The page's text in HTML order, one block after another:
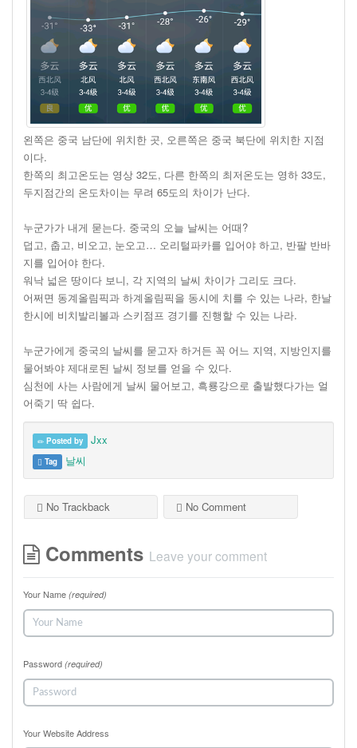
왼쪽은 중국 남단에 위치한 곳, 오른쪽은 중국 북단에 위치한 지점
이다.
한쪽의 최고온도는 영상 32도, 다른 한쪽의 최저온도는 영하 33도,
두지점간의 온도차이는 무려 65도의 차이가 난다.
누군가가 내게 묻는다. 중국의 오늘 날씨는 어때?
덥고, 춥고, 비오고, 눈오고… 오리털파카를 입어야 하고, 반팔 반바
지를 입어야 한다.
워낙 넓은 땅이다 보니, 각 지역의 날씨 차이가 그리도 크다.
어쩌면 동계올림픽과 하계올림픽을 동시에 치를 수 있는 나라, 한날
한시에 비치발리볼과 스키점프 경기를 진행할 수 있는 나라.
누군가에게 중국의 날씨를 묻고자 하거든 꼭 어느 지역, 지방인지를
물어봐야 제대로된 날씨 정보를 얻을 수 있다.
심천에 사는 사람에게 날씨 물어보고, 흑룡강으로 출발했다가는 얼
어죽기 딱 쉽다.
Posted by Jxx
Tag 날씨
No Trackback No Comment
Comments Leave your comment
Your Name (required)
Password (required)
Your Website Address